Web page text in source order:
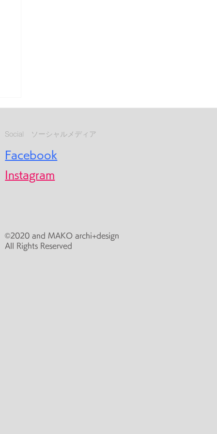
Social ソーシャルメディア
Facebook
Instagram
©2020 and MAKO archi+design
All Rights Reserved